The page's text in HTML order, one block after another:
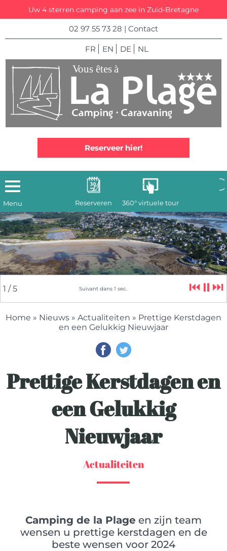
Uw 4 sterren camping aan zee in Zuid-Bretagne
02 97 55 73 28 | Contact
FR EN DE NL
Reserveren 360° virtuele tour
Reserveer hier!
2 / 5 Suivant dans5 sec. ⏮ ⏸ ⏭
Menu
Home » Nieuws » Actualiteiten » Prettige Kerstdagen
en een Gelukkig Nieuwjaar
Prettige Kerstdagen en
een Gelukkig
Nieuwjaar
Actualiteiten
Camping de la Plage en zijn team
wensen u prettige kerstdagen en de
beste wensen voor 2024